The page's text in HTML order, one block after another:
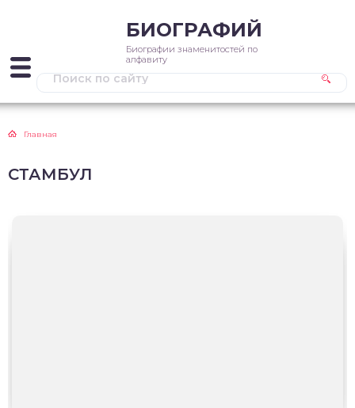
БИОГРАФИЙ
Биографии знаменитостей по
алфавиту
Главная
СТАМБУЛ